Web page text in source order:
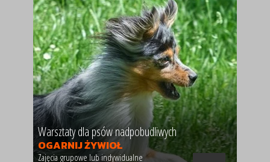
Warsztaty dla psów nadpobudliwych
OGARNIJ ŻYWIOŁ
Zajęcia grupowe lub indywidualne